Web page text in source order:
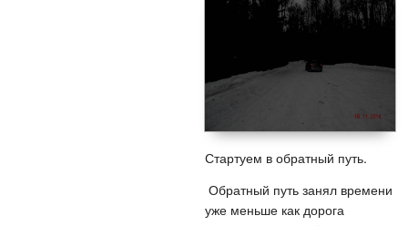
Стартуем в обратный путь.
Обратный путь занял времени
уже меньше как дорога